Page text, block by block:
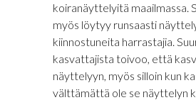
koiranäyttelyitä maailmassa.
myös löytyy runsaasti
kiinnostuneita harrastajia.
kasvattajista toivoo, että
näyttelyyn, myös silloin kun
välttämättä ole se näyttelyn